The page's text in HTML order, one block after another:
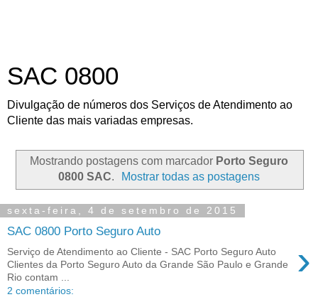
SAC 0800
Divulgação de números dos Serviços de Atendimento ao
Cliente das mais variadas empresas.
Mostrando postagens com marcador Porto Seguro
0800 SAC. Mostrar todas as postagens
sexta-feira, 4 de setembro de 2015
SAC 0800 Porto Seguro Auto
›
Serviço de Atendimento ao Cliente - SAC Porto Seguro Auto
Clientes da Porto Seguro Auto da Grande São Paulo e Grande
Rio contam ...
2 comentários: